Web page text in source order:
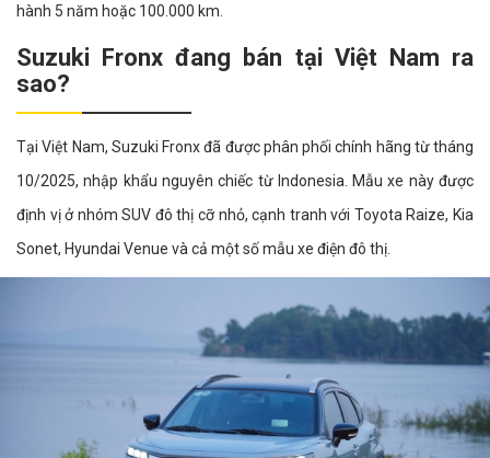
hành 5 năm hoặc 100.000 km.
Suzuki Fronx đang bán tại Việt Nam ra
sao?
Tại Việt Nam, Suzuki Fronx đã được phân phối chính hãng từ tháng
10/2025, nhập khẩu nguyên chiếc từ Indonesia. Mẫu xe này được
định vị ở nhóm SUV đô thị cỡ nhỏ, cạnh tranh với Toyota Raize, Kia
Sonet, Hyundai Venue và cả một số mẫu xe điện đô thị.